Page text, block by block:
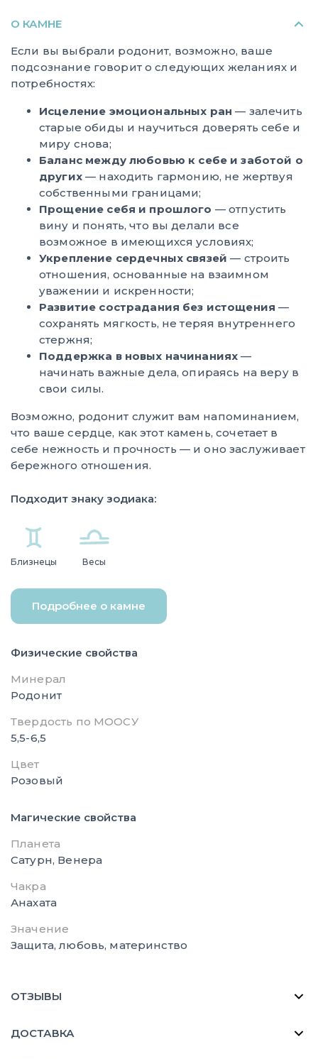
О КАМНЕ
Если вы выбрали родонит, возможно, ваше
подсознание говорит о следующих желаниях и
потребностях:
Исцеление эмоциональных ран — залечить
старые обиды и научиться доверять себе и
миру снова;
Баланс между любовью к себе и заботой о
других— находить гармонию, не жертвуя
собственными границами;
Прощение себя и прошлого — отпустить
вину и понять, что вы делали все
возможное в имеющихся условиях;
Укрепление сердечных связей— строить
отношения, основанные на взаимном
уважении и искренности;
Развитие сострадания без истощения —
сохранять мягкость, не теряя внутреннего
стержня;
Поддержка в новых начинаниях —
начинать важные дела, опираясь на веру в
свои силы.
Возможно, родонит служит вам напоминанием,
что ваше сердце, как этот камень, сочетает в
себе нежность и прочность — и оно заслуживает
бережного отношения.
Подходит знаку зодиака:
Близнецы Весы
Подробнее о камне
Физические свойства
Минерал
Родонит
Твердость по МООСУ
5,5-6,5
Цвет
Розовый
Магические свойства
Планета
Сатурн, Венера
Чакра
Анахата
Значение
Защита, любовь, материнство
ОТЗЫВЫ
ДОСТАВКА